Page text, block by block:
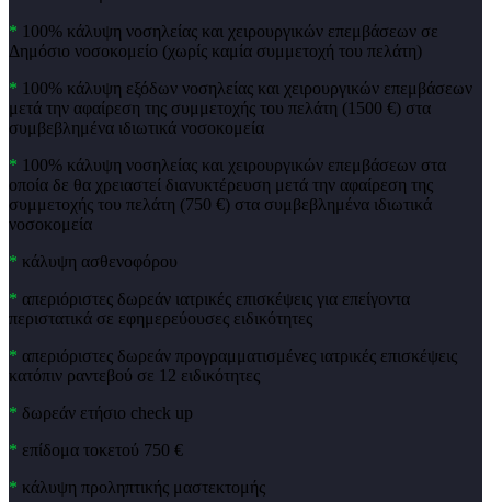
* 100% κάλυψη νοσηλείας και χειρουργικών επεμβάσεων σε
Δημόσιο νοσοκομείο (χωρίς καμία συμμετοχή του πελάτη)
* 100% κάλυψη εξόδων νοσηλείας και χειρουργικών επεμβάσεων
μετά την αφαίρεση της συμμετοχής του πελάτη (1500 €) στα
συμβεβλημένα ιδιωτικά νοσοκομεία
* 100% κάλυψη νοσηλείας και χειρουργικών επεμβάσεων στα
οποία δε θα χρειαστεί διανυκτέρευση μετά την αφαίρεση της
συμμετοχής του πελάτη (750 €) στα συμβεβλημένα ιδιωτικά
νοσοκομεία
* κάλυψη ασθενοφόρου
* απεριόριστες δωρεάν ιατρικές επισκέψεις για επείγοντα
περιστατικά σε εφημερεύουσες ειδικότητες
* απεριόριστες δωρεάν προγραμματισμένες ιατρικές επισκέψεις
κατόπιν ραντεβού σε 12 ειδικότητες
* δωρεάν ετήσιο check up
* επίδομα τοκετού 750 €
* κάλυψη προληπτικής μαστεκτομής